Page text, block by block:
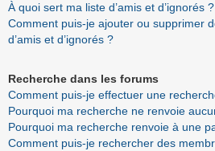
À quoi sert ma liste d’amis et d’ignorés ?
Comment puis-je ajouter ou supprimer
d’amis et d’ignorés ?
Recherche dans les forums
Comment puis-je effectuer une
Pourquoi ma recherche ne renvoie
Pourquoi ma recherche renvoie à une
Comment puis-je rechercher des